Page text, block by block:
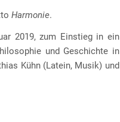
Harmonie.
2019, zum Einstieg in ein
und Geschichte in
Kühn (Latein, Musik) und